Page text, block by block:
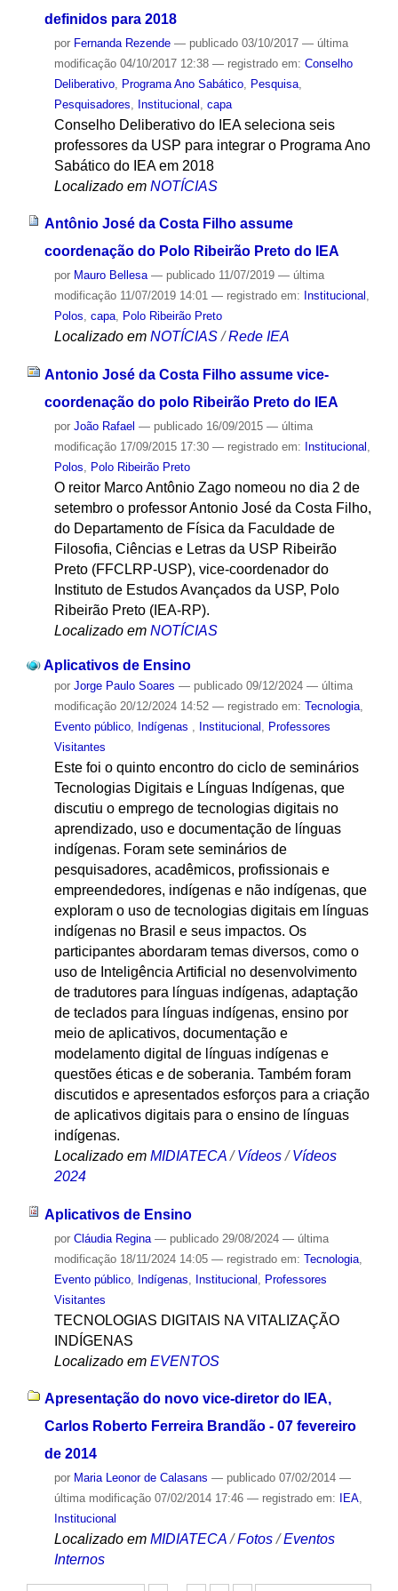
definidos para 2018
por Fernanda Rezende — publicado03/10/2017 — última
modificação04/10/2017 12:38 — registrado em: Conselho
Deliberativo, Programa Ano Sabático, Pesquisa,
Pesquisadores
Institucional capa
Conselho Deliberativo do IEA seleciona seis
professores da USP para integrar o Programa Ano
Sabático do IEA em 2018
Localizado em NOTÍCIAS
Antônio José da Costa Filho assume
coordenação do Polo Ribeirão Preto do IEA
por Mauro Bellesa — publicado11/07/2019 — última
modificação11/07/2019 14:01 — registrado em: Institucional ,
Polos, capa, Polo Ribeirão Preto
Localizado em NOTÍCIAS /Rede IEA
Antonio José da Costa Filho assume vice-
coordenação do polo Ribeirão Preto do IEA
por João Rafael — publicado16/09/2015 — última
modificação17/09/2015 17:30 — registrado em: Institucional ,
Polos, Polo Ribeirão Preto
O reitor Marco Antônio Zago nomeou no dia 2 de
setembro o professor Antonio José da Costa Filho,
do Departamento de Física da Faculdade de
Filosofia, Ciências e Letras da USP Ribeirão
Preto (FFCLRP-USP), vice-coordenador do
Instituto de Estudos Avançados da USP, Polo
Ribeirão Preto (IEA-RP).
Localizado em NOTÍCIAS
Aplicativos de Ensino
por Jorge Paulo Soares — publicado09/12/2024 — última
modificação20/12/2024 14:52 — registrado em: Tecnologia,
Evento público, Indígenas Institucional
Professores
Visitantes
Este foi o quinto encontro do ciclo de seminários
Tecnologias Digitais e Línguas Indígenas, que
discutiu o emprego de tecnologias digitais no
aprendizado, uso e documentação de línguas
indígenas. Foram sete seminários de
pesquisadores, acadêmicos, profissionais e
empreendedores, indígenas e não indígenas, que
exploram o uso de tecnologias digitais em línguas
indígenas no Brasil e seus impactos. Os
participantes abordaram temas diversos, como o
uso de Inteligência Artificial no desenvolvimento
de tradutores para línguas indígenas, adaptação
de teclados para línguas indígenas, ensino por
meio de aplicativos, documentação e
modelamento digital de línguas indígenas e
questões éticas e de soberania. Também foram
discutidos e apresentados esforços para a criação
de aplicativos digitais para o ensino de línguas
indígenas.
Localizado em MIDIATECA /Vídeos /Vídeos
2024
Aplicativos de Ensino
por Cláudia Regina — publicado29/08/2024 — última
modificação18/11/2024 14:05 — registrado em: Tecnologia,
Evento público, Indígenas Institucional
Professores
Visitantes
TECNOLOGIAS DIGITAIS NA VITALIZAÇÃO
INDÍGENAS
Localizado em EVENTOS
Apresentação do novo vice-diretor do IEA,
Carlos Roberto Ferreira Brandão - 07 fevereiro
de 2014
por Maria Leonor de Calasans — publicado07/02/2014 —
última modificação07/02/2014 17:46 — registrado em: IEA,
Institucional
Localizado em MIDIATECA /Fotos /Eventos
Internos